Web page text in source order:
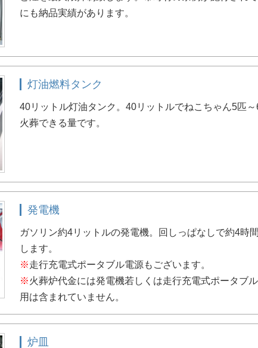
にも納品実績があります。
灯油燃料タンク
40リットル灯油タンク。40リットルでねこちゃん5匹
火葬できる量です。
発電機
ガソリン約4リットルの発電機。回しっぱなしで約4時
します。
※走行充電式ポータブル電源もございます。
※火葬炉代金には発電機若しくは走行充電式ポータブ
用は含まれていません。
炉皿